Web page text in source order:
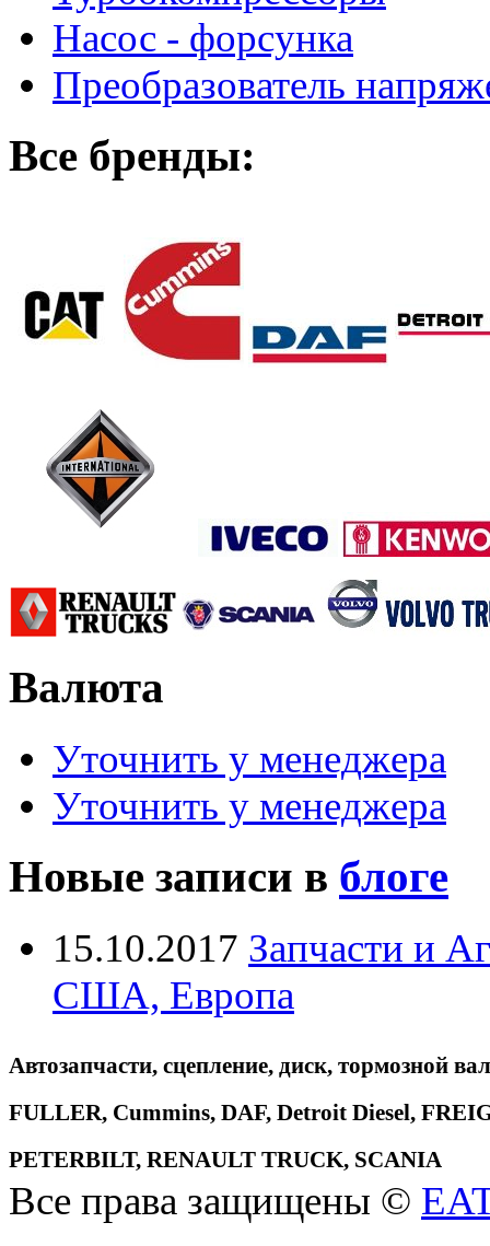
Насос - форсунка
Преобразователь
Все бренды:
Валюта
Уточнить у менеджера
Уточнить у менеджера
Новые записи в блоге
15.10.2017 Запчасти и
США, Европа
Автозапчасти, сцепление, диск, тормозной
FULLER, Cummins, DAF, Detroit Diesel,
PETERBILT, RENAULT TRUCK, SCANIA
Все права защищены ©